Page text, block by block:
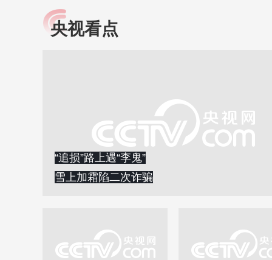
小央视频
知识！
央视看点
“追损”路上遇“李鬼”
雪上加霜陷二次诈骗